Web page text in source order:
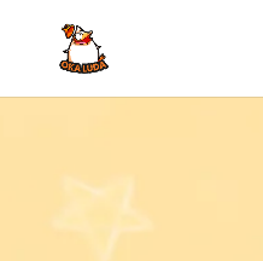
Lanfeust Oka Luda